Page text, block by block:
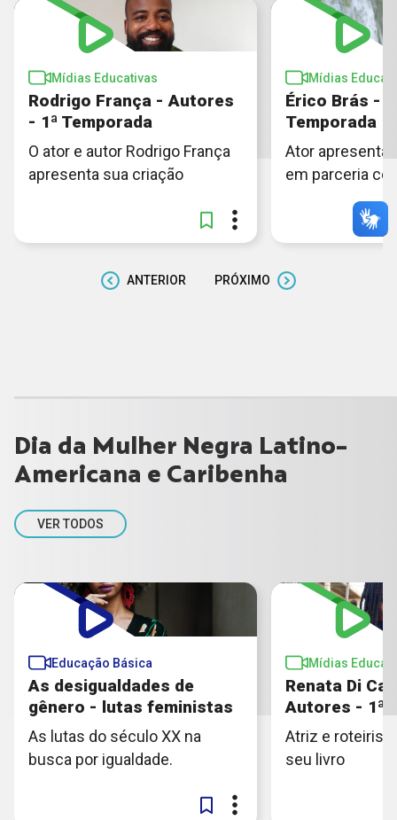
Mídias Educativas
Rodrigo França - Autores
- 1ª Temporada
O ator e autor Rodrigo França
apresenta sua criação
Mídias
Érico Brás -
Temporada
Ator apresenta
em parceria
ANTERIOR PRÓXIMO
Dia da Mulher Negra Latino-
Americana e Caribenha
VER TODOS
Educação Básica
As desigualdades de
gênero - lutas feministas
As lutas do século XX na
busca por igualdade.
Mídias
Renata Di
Autores - 1ª
Atriz e
seu livro